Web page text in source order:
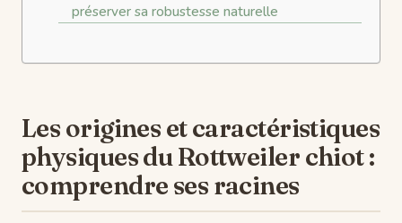
préserver sa robustesse naturelle
Les origines et caractéristiques
physiques du Rottweiler chiot :
comprendre ses racines